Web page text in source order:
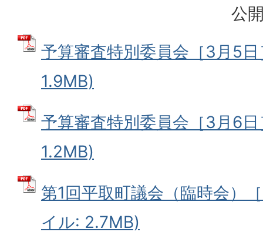
公
予算審査特別委員会［3月5
1.9MB)
予算審査特別委員会［3月6
1.2MB)
第1回平取町議会（臨時会）
イル: 2.7MB)